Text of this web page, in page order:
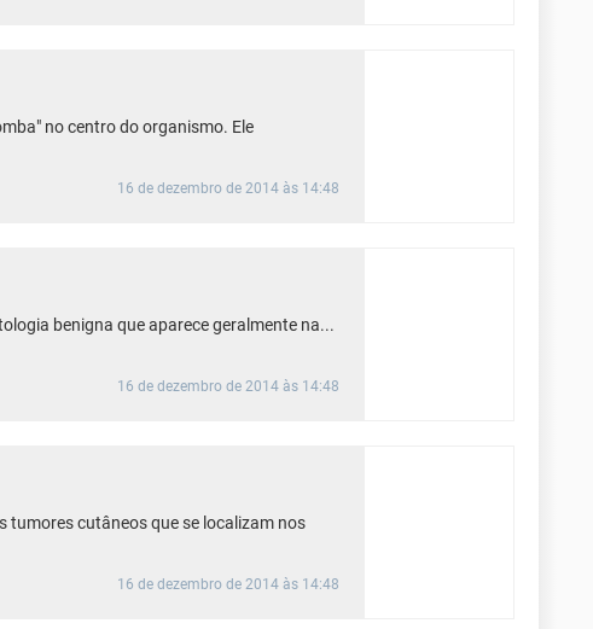
no centro do organismo. Ele
16 de dezembro de 2014 às 14:48
benigna que aparece geralmente na...
16 de dezembro de 2014 às 14:48
tumores cutâneos que se localizam nos
16 de dezembro de 2014 às 14:48